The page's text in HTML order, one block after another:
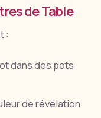
de Table
:
dans des pots
de révélation